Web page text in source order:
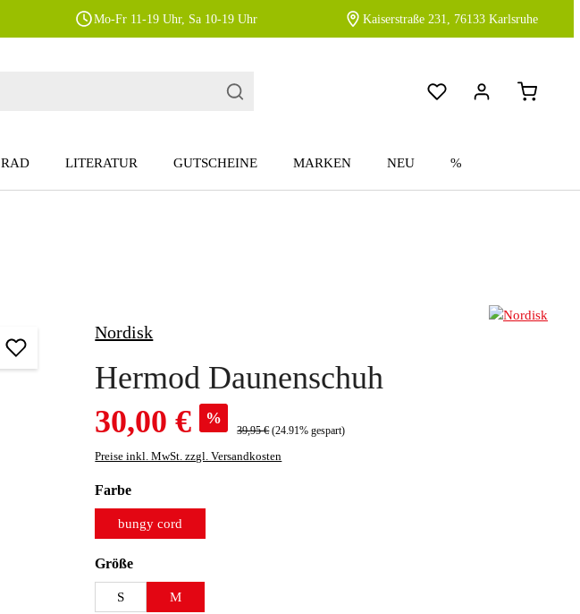
Mo-Fr 11-19 Uhr, Sa 10-19 Uhr Kaiserstraße 231, 76133 Karlsruhe
RAD LITERATUR GUTSCHEINE MARKEN NEU %
Nordisk
Hermod Daunenschuh
30,00 € %
39,95 € (24.91% gespart)
Preise inkl. MwSt. zzgl. Versandkosten
Farbeauswählen
bungy cord
Größeauswählen
S M